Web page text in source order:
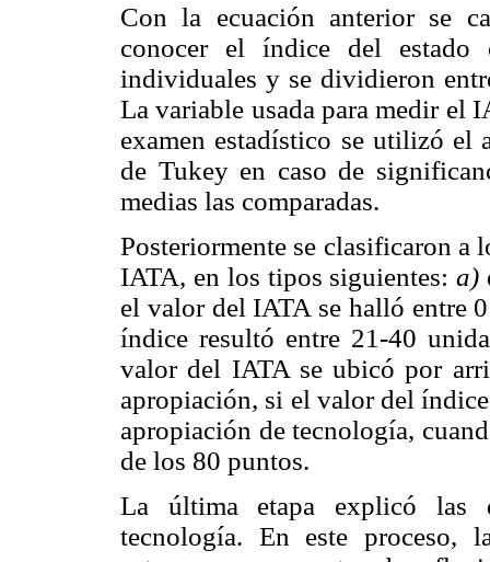
Con la ecuación anterior se
conocer el índice del
individuales y se dividieron
La variable usada para medir el
examen estadístico se utilizó el
de Tukey en caso de
medias las comparadas.
Posteriormente se clasificaron a
IATA, en los tipos siguientes:a)
el valor del IATA se halló entre
índice resultó entre 21-40
valor del IATA se ubicó por
apropiación, si el valor del
apropiación de tecnología,
de los 80 puntos.
La última etapa explicó las
tecnología. En este